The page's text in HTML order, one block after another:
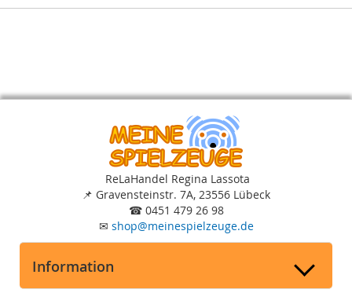
ReLaHandel Regina Lassota
📌 Gravensteinstr. 7A, 23556 Lübeck
☎ 0451 479 26 98
✉ shop@meinespielzeuge.de
Information